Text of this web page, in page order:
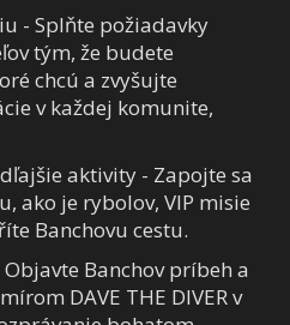
- Splňte požiadavky
tým, že budete
chcú a zvyšujte
v každej komunite,
aktivity - Zapojte sa
ako je rybolov, VIP misie
Banchovu cestu.
Banchov príbeh a
DAVE THE DIVER v